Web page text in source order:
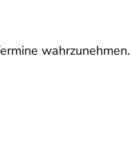
wahrzunehmen.